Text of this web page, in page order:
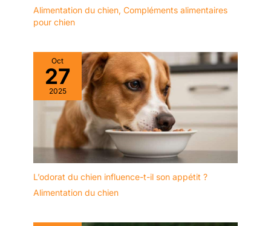
Alimentation du chien, Compléments alimentaires
pour chien
Oct
27
2025
L’odorat du chien influence-t-il son appétit ?
Alimentation du chien